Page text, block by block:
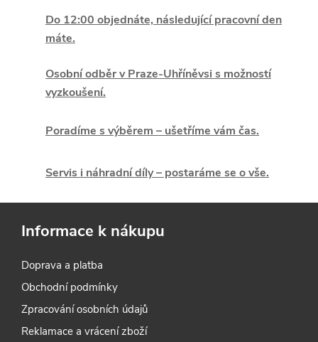
í
Do 12:00 objednáte, následující pracovní den
máte.
Osobní odběr v Praze-Uhříněvsi s možností
vyzkoušení.
Poradíme s výběrem – ušetříme vám čas.
Servis i náhradní díly – postaráme se o vše.
Informace k nákupu
Doprava a platba
Obchodní podmínky
Zpracování osobních údajů
Reklamace a vrácení zboží